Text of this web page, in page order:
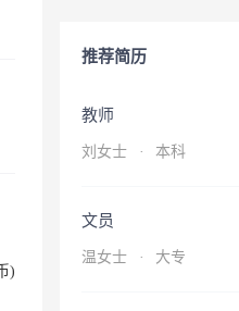
)
推荐简历
教师
刘女士 · 本科
文员
温女士 · 大专